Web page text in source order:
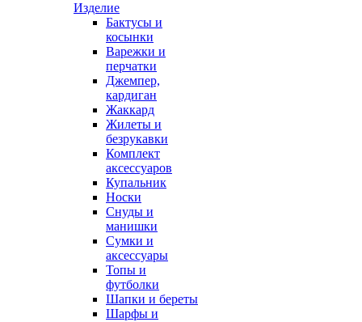
Изделие
Бактусы и
косынки
Варежки и
перчатки
Джемпер,
кардиган
Жаккард
Жилеты и
безрукавки
Комплект
аксессуаров
Купальник
Носки
Снуды и
манишки
Сумки и
аксессуары
Топы и
футболки
Шапки и береты
Шарфы и